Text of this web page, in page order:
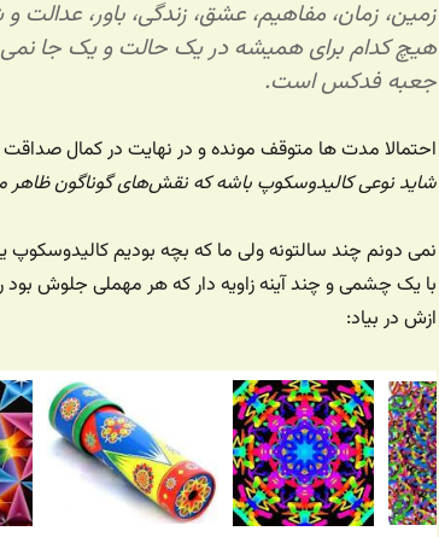
زمین، زمان، مفاهیم، عشق، زندگی، باور،
هیچ کدام برای همیشه در یک حالت و یک جا
جعبه فدکس است.
احتمالا مدت ها متوقف مونده و در نهایت در کمال
شاید نوعی کالیدوسکوپ باشه که نقش‌های گوناگون ظاهر
نمی دونم چند سالتونه ولی ما که بچه بودیم
با یک چشمی و چند آینه زاویه دار که هر مهملی جلوش بود
ازش در بیاد: